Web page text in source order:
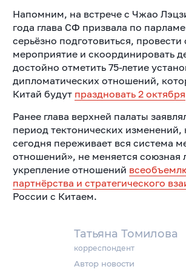
Татьяна Томилова
корреспондент
Автор новости
Напомним, на встрече с Чжао
года глава СФ призвала по
серьёзно подготовиться,
мероприятие и скоординировать
достойно отметить 75-летие
дипломатических отношений,
Китай будут праздновать 2 октября
Ранее глава верхней палаты
период тектонических изменений,
сегодня переживает вся система
отношений», не меняется союзная
укрепление отношений
партнёрства и стратегического
России с Китаем.